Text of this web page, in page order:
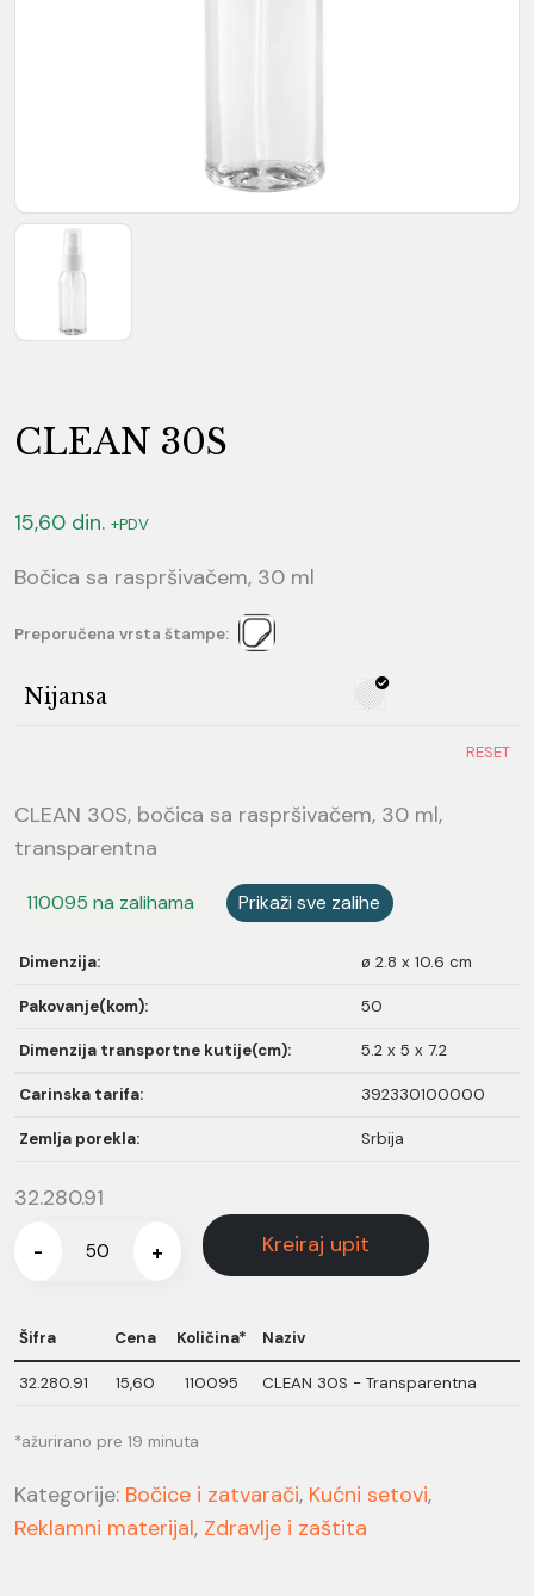
CLEAN 30S
15,60 din. +PDV
Bočica sa raspršivačem, 30 ml
Preporučena vrsta štampe:
Nijansa
RESET
CLEAN 30S, bočica sa raspršivačem, 30 ml,
transparentna
110095 na zalihama Prikaži sve zalihe
Dimenzija: ø 2.8 x 10.6 cm
Pakovanje(kom): 50
Dimenzija transportne kutije(cm): 5.2 x 5 x 7.2
Carinska tarifa: 392330100000
Zemlja porekla: Srbija
32.280.91
- + Kreiraj upit
Šifra Cena Količina* Naziv
32.280.91 15,60 110095 CLEAN 30S - Transparentna
*ažurirano pre 19 minuta
Kategorije: Bočice i zatvarači, Kućni setovi,
Reklamni materijal, Zdravlje i zaštita